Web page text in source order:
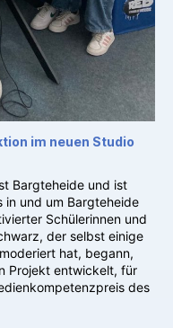
im neuen Studio
Bargteheide und ist
in und um Bargteheide
Schülerinnen und
der selbst einige
hat, begann,
Projekt entwickelt, für
des